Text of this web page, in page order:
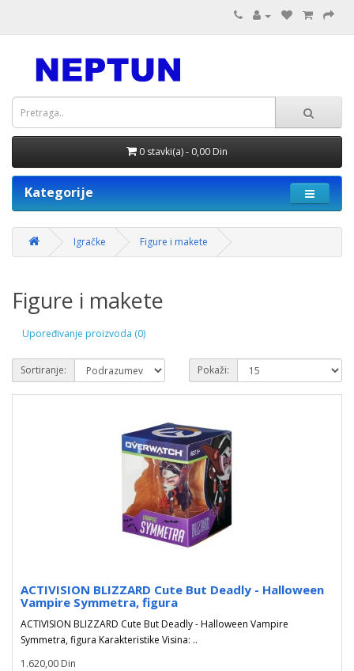
0 stavki(a) - 0,00 Din
Kategorije
Igračke Figure i makete
Figure i makete
Upoređivanje proizvoda (0)
Sortiranje: Pokaži:
ACTIVISION BLIZZARD Cute But Deadly - Halloween
Vampire Symmetra, figura
ACTIVISION BLIZZARD Cute But Deadly - Halloween Vampire
Symmetra, figura Karakteristike Visina: ..
1.620,00 Din